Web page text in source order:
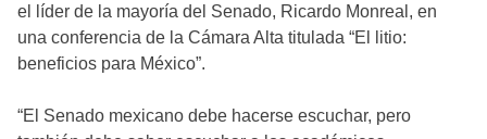
el líder de la mayoría del Senado, Ricardo Monreal, en
una conferencia de la Cámara Alta titulada “El litio:
beneficios para México”.
“El Senado mexicano debe hacerse escuchar, pero